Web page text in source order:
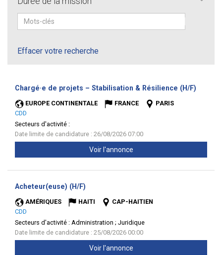
Effacer votre recherche
Chargé·e de projets – Stabilisation & Résilience (H/F)
EUROPE CONTINENTALE FRANCE
PARIS
CDD
Secteurs d'activité :
Date limite de candidature : 26/08/2026 07:00
Voir l'annonce
Acheteur(euse) (H/F)
AMÉRIQUES HAITI
CAP-HAITIEN
CDD
Secteurs d'activité : Administration ; Juridique
Date limite de candidature : 25/08/2026 00:00
Voir l'annonce